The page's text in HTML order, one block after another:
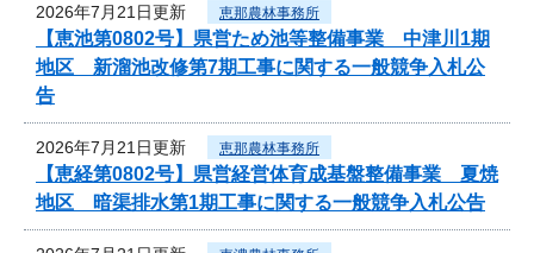
2026年7月21日更新 恵那農林事務所
【恵池第0802号】県営ため池等整備事業 中津川1期
地区 新溜池改修第7期工事に関する一般競争入札公
告
2026年7月21日更新 恵那農林事務所
【恵経第0802号】県営経営体育成基盤整備事業 夏焼
地区 暗渠排水第1期工事に関する一般競争入札公告